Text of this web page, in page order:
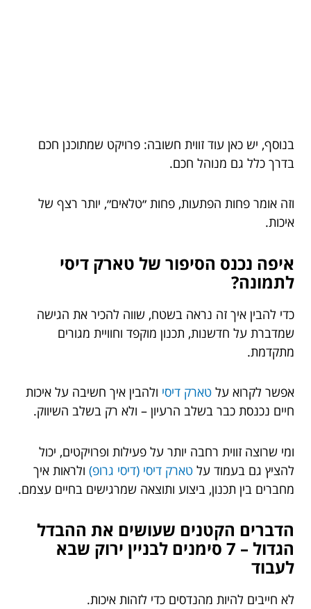
בנוסף, יש כאן עוד זווית חשובה: פרויקט שמתוכנן חכם
בדרך כלל גם מנוהל חכם.
וזה אומר פחות הפתעות, פחות ״טלאים״, יותר רצף של
איכות.
איפה נכנס הסיפור של טארק דיסי
לתמונה?
כדי להבין איך זה נראה בשטח, שווה להכיר את הגישה
שמדברת על חדשנות, תכנון מוקפד וחוויית מגורים
מתקדמת.
אפשר לקרוא על טארק דיסי ולהבין איך חשיבה על איכות
חיים נכנסת כבר בשלב הרעיון – ולא רק בשלב השיווק.
ומי שרוצה זווית רחבה יותר על פעילות ופרויקטים, יכול
להציץ גם בעמוד על טארק דיסי (דיסי גרופ) ולראות איך
מחברים בין תכנון, ביצוע ותוצאה שמרגישים בחיים עצמם.
הדברים הקטנים שעושים את ההבדל
הגדול – 7 סימנים לבניין ירוק שבא
לעבוד
לא חייבים להיות מהנדסים כדי לזהות איכות.